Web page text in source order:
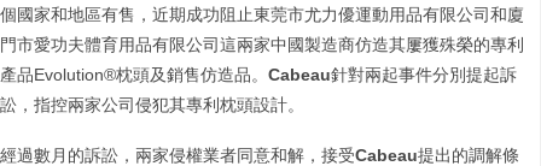
個國家和地區有售，近期成功阻止東莞市尤力優運動用品有限公司和廈
門市愛功夫體育用品有限公司這兩家中國製造商仿造其屢獲殊榮的專利
產品Evolution®枕頭及銷售仿造品。 Cabeau針對兩起事件分別提起訴
訟，指控兩家公司侵犯其專利枕頭設計。
經過數月的訴訟，兩家侵權業者同意和解，接受Cabeau提出的調解條